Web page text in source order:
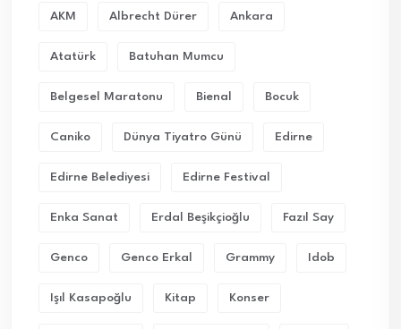
AKM Albrecht Dürer Ankara
Atatürk Batuhan Mumcu
Belgesel Maratonu Bienal Bocuk
Caniko Dünya Tiyatro Günü Edirne
Edirne Belediyesi Edirne Festival
Enka Sanat Erdal Beşikçioğlu Fazıl Say
Genco Genco Erkal Grammy Idob
Işıl Kasapoğlu Kitap Konser